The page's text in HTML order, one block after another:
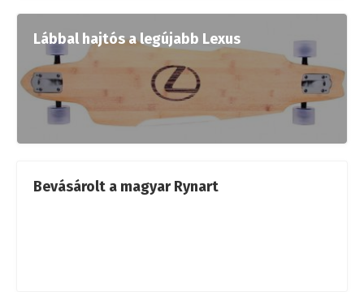
Lábbal hajtós a legújabb Lexus
Bevásárolt a magyar Rynart